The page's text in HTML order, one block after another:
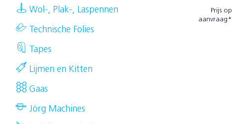
Wol-, Plak-, Laspennen
Technische Folies
Tapes
Lijmen en Kitten
Gaas
Jörg Machines
Prijs op
aanvraag*